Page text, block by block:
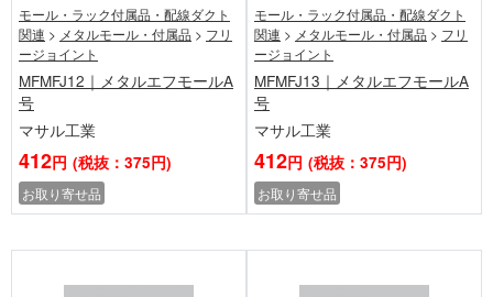
モール・ラック付属品・配線ダクト
関連 > メタルモール・付属品 > フリ
ージョイント
MFMFJ12｜メタルエフモールA
号
マサル工業
412円 (税抜：375円)
お取り寄せ品
モール・ラック付属品・配線ダクト
関連 > メタルモール・付属品 > フリ
ージョイント
MFMFJ13｜メタルエフモールA
号
マサル工業
412円 (税抜：375円)
お取り寄せ品